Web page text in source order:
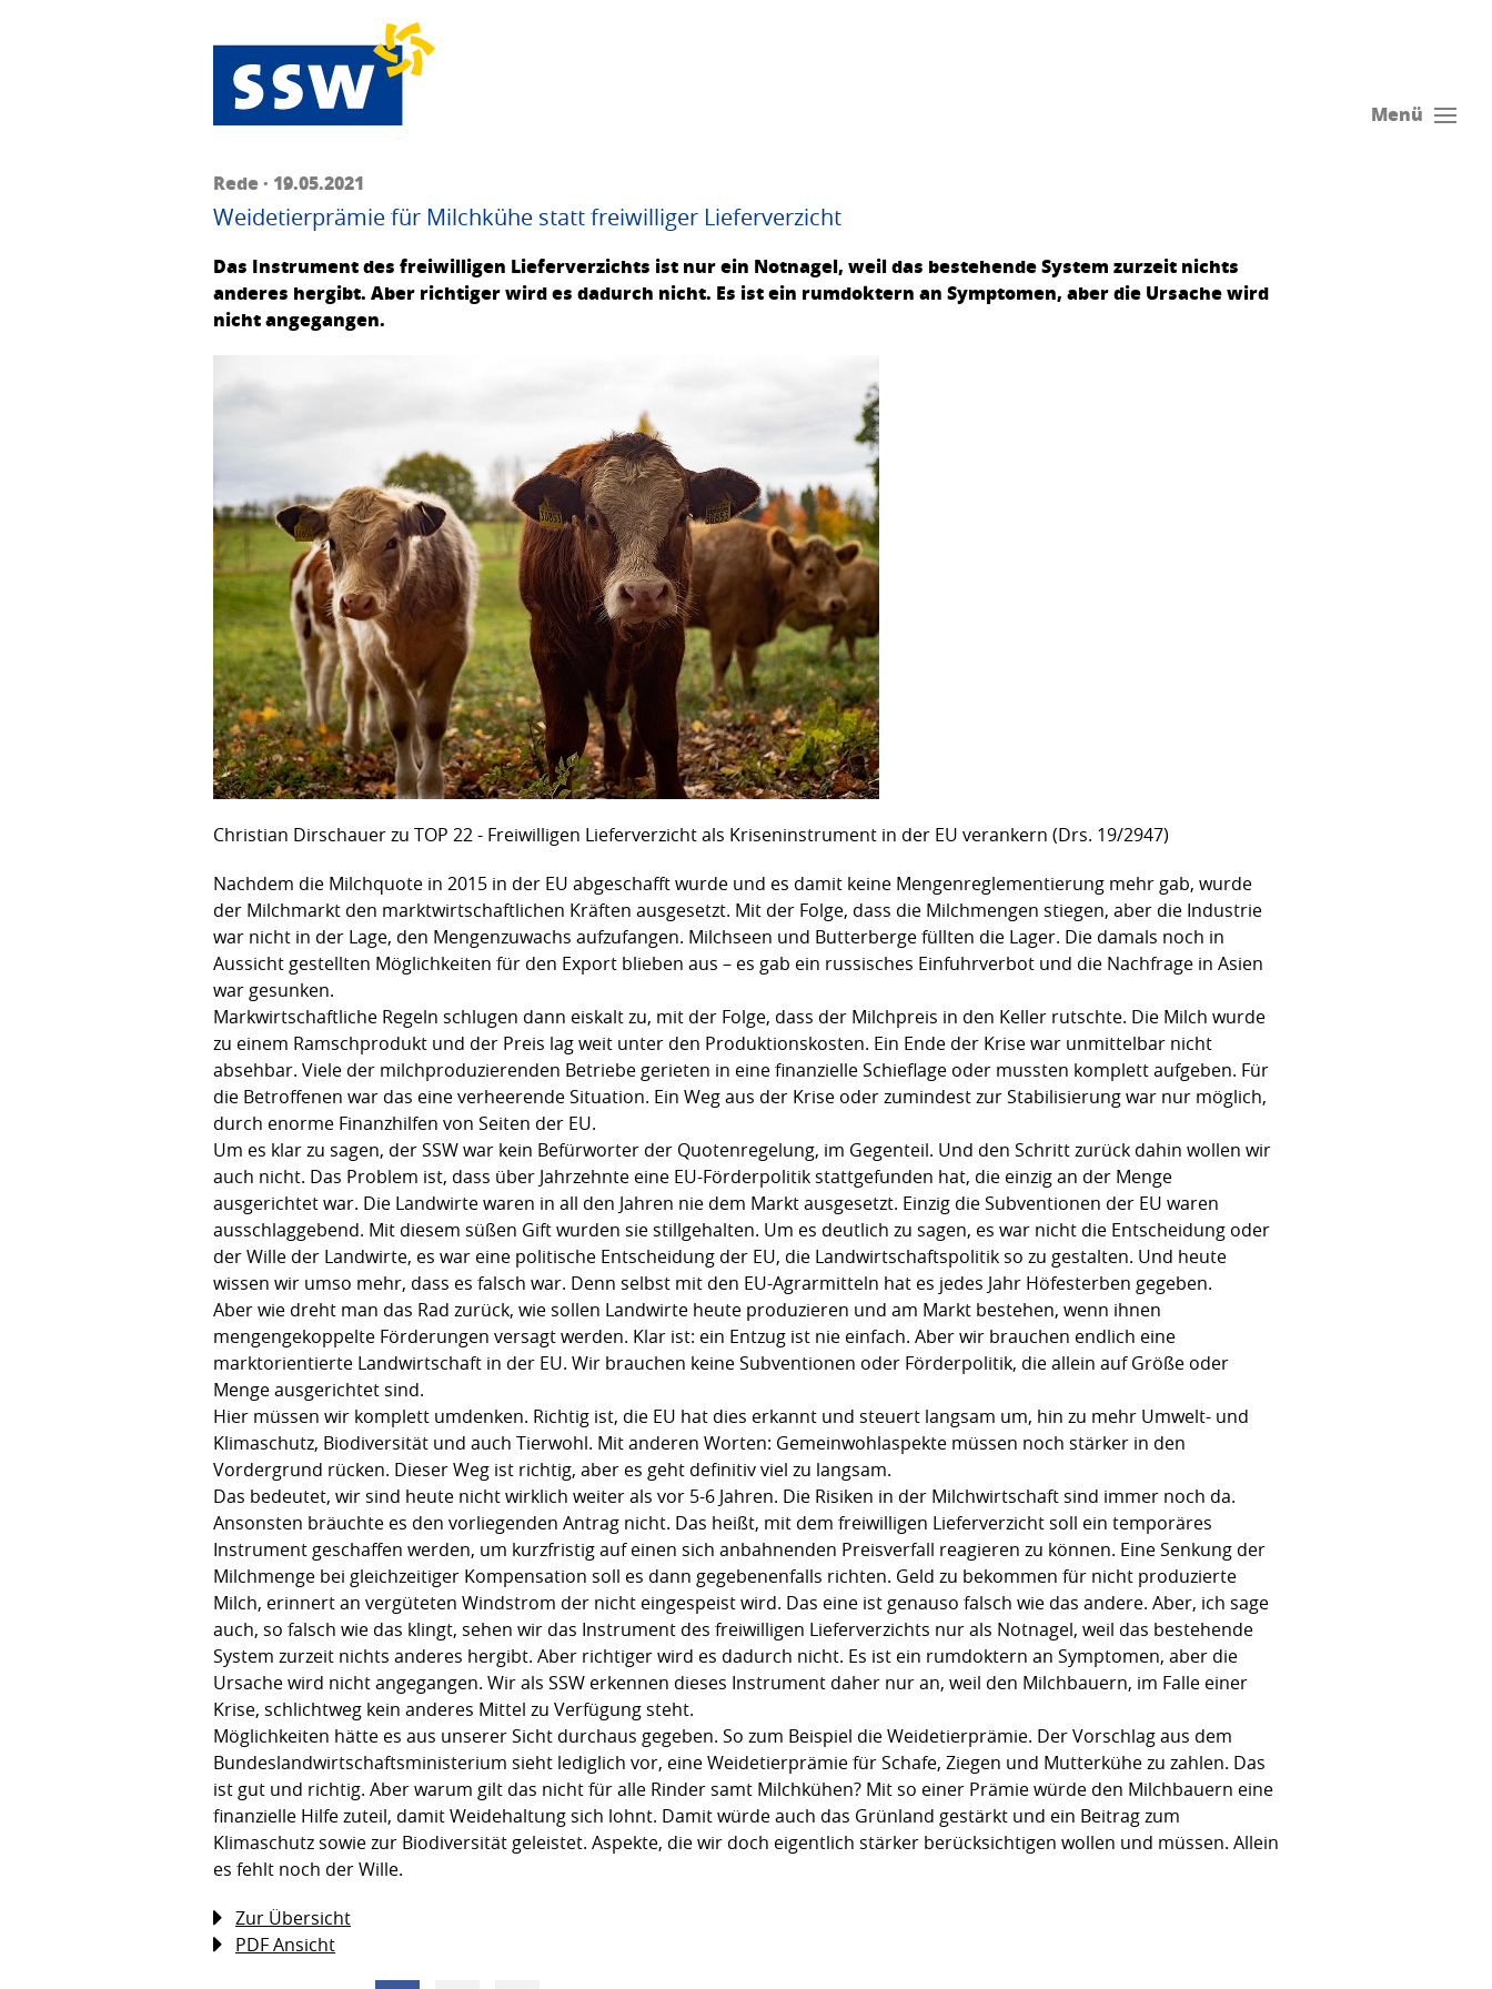
Menü
Rede · 19.05.2021
Weidetierprämie für Milchkühe statt freiwilliger Lieferverzicht
Das Instrument des freiwilligen Lieferverzichts ist nur ein Notnagel, weil das bestehende System zurzeit nichts
anderes hergibt. Aber richtiger wird es dadurch nicht. Es ist ein rumdoktern an Symptomen, aber die Ursache wird
nicht angegangen.
Christian Dirschauer zu TOP 22 - Freiwilligen Lieferverzicht als Kriseninstrument in der EU verankern (Drs. 19/2947)
Nachdem die Milchquote in 2015 in der EU abgeschafft wurde und es damit keine Mengenreglementierung mehr gab, wurde
der Milchmarkt den marktwirtschaftlichen Kräften ausgesetzt. Mit der Folge, dass die Milchmengen stiegen, aber die Industrie
war nicht in der Lage, den Mengenzuwachs aufzufangen. Milchseen und Butterberge füllten die Lager. Die damals noch in
Aussicht gestellten Möglichkeiten für den Export blieben aus – es gab ein russisches Einfuhrverbot und die Nachfrage in Asien
war gesunken.
Markwirtschaftliche Regeln schlugen dann eiskalt zu, mit der Folge, dass der Milchpreis in den Keller rutschte. Die Milch wurde
zu einem Ramschprodukt und der Preis lag weit unter den Produktionskosten. Ein Ende der Krise war unmittelbar nicht
absehbar. Viele der milchproduzierenden Betriebe gerieten in eine finanzielle Schieflage oder mussten komplett aufgeben. Für
die Betroffenen war das eine verheerende Situation. Ein Weg aus der Krise oder zumindest zur Stabilisierung war nur möglich,
durch enorme Finanzhilfen von Seiten der EU.
Um es klar zu sagen, der SSW war kein Befürworter der Quotenregelung, im Gegenteil. Und den Schritt zurück dahin wollen wir
auch nicht. Das Problem ist, dass über Jahrzehnte eine EU-Förderpolitik stattgefunden hat, die einzig an der Menge
ausgerichtet war. Die Landwirte waren in all den Jahren nie dem Markt ausgesetzt. Einzig die Subventionen der EU waren
ausschlaggebend. Mit diesem süßen Gift wurden sie stillgehalten. Um es deutlich zu sagen, es war nicht die Entscheidung oder
der Wille der Landwirte, es war eine politische Entscheidung der EU, die Landwirtschaftspolitik so zu gestalten. Und heute
wissen wir umso mehr, dass es falsch war. Denn selbst mit den EU-Agrarmitteln hat es jedes Jahr Höfesterben gegeben.
Aber wie dreht man das Rad zurück, wie sollen Landwirte heute produzieren und am Markt bestehen, wenn ihnen
mengengekoppelte Förderungen versagt werden. Klar ist: ein Entzug ist nie einfach. Aber wir brauchen endlich eine
marktorientierte Landwirtschaft in der EU. Wir brauchen keine Subventionen oder Förderpolitik, die allein auf Größe oder
Menge ausgerichtet sind.
Hier müssen wir komplett umdenken. Richtig ist, die EU hat dies erkannt und steuert langsam um, hin zu mehr Umwelt- und
Klimaschutz, Biodiversität und auch Tierwohl. Mit anderen Worten: Gemeinwohlaspekte müssen noch stärker in den
Vordergrund rücken. Dieser Weg ist richtig, aber es geht definitiv viel zu langsam.
Das bedeutet, wir sind heute nicht wirklich weiter als vor 5-6 Jahren. Die Risiken in der Milchwirtschaft sind immer noch da.
Ansonsten bräuchte es den vorliegenden Antrag nicht. Das heißt, mit dem freiwilligen Lieferverzicht soll ein temporäres
Instrument geschaffen werden, um kurzfristig auf einen sich anbahnenden Preisverfall reagieren zu können. Eine Senkung der
Milchmenge bei gleichzeitiger Kompensation soll es dann gegebenenfalls richten. Geld zu bekommen für nicht produzierte
Milch, erinnert an vergüteten Windstrom der nicht eingespeist wird. Das eine ist genauso falsch wie das andere. Aber, ich sage
auch, so falsch wie das klingt, sehen wir das Instrument des freiwilligen Lieferverzichts nur als Notnagel, weil das bestehende
System zurzeit nichts anderes hergibt. Aber richtiger wird es dadurch nicht. Es ist ein rumdoktern an Symptomen, aber die
Ursache wird nicht angegangen. Wir als SSW erkennen dieses Instrument daher nur an, weil den Milchbauern, im Falle einer
Krise, schlichtweg kein anderes Mittel zu Verfügung steht.
Möglichkeiten hätte es aus unserer Sicht durchaus gegeben. So zum Beispiel die Weidetierprämie. Der Vorschlag aus dem
Bundeslandwirtschaftsministerium sieht lediglich vor, eine Weidetierprämie für Schafe, Ziegen und Mutterkühe zu zahlen. Das
ist gut und richtig. Aber warum gilt das nicht für alle Rinder samt Milchkühen? Mit so einer Prämie würde den Milchbauern eine
finanzielle Hilfe zuteil, damit Weidehaltung sich lohnt. Damit würde auch das Grünland gestärkt und ein Beitrag zum
Klimaschutz sowie zur Biodiversität geleistet. Aspekte, die wir doch eigentlich stärker berücksichtigen wollen und müssen. Allein
es fehlt noch der Wille.
Zur Übersicht
PDF Ansicht